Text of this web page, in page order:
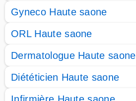
Gyneco Haute saone
ORL Haute saone
Dermatologue Haute saone
Diététicien Haute saone